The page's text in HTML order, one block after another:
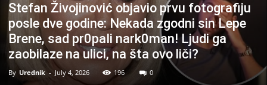
Stefan Živojinović objavio prvu fotografiju
posle dve godine: Nekada zgodni sin Lepe
Brene, sad pr0paIi nark0man! Ljudi ga
zaobilaze na ulici, na šta ovo liči?
By Urednik - July 4, 2026 196 0